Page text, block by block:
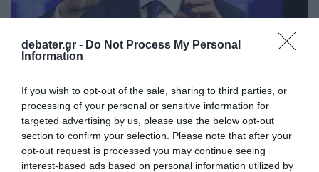
debater.gr - Do Not Process My Personal
Information
If you wish to opt-out of the sale, sharing to third parties, or
processing of your personal or sensitive information for
targeted advertising by us, please use the below opt-out
section to confirm your selection. Please note that after your
opt-out request is processed you may continue seeing
interest-based ads based on personal information utilized by
«Δεν του καίγεται καρφί» – Το μήνυμα
Φλωρίδη για τον Γιωτόπουλο
Τι ανέφερε ο υπουργός Δικαιοσύνης